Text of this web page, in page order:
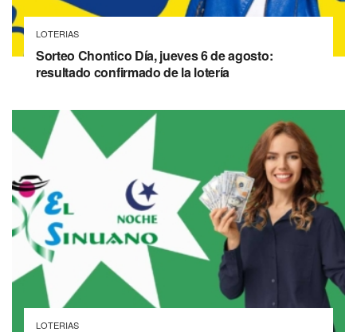
LOTERIAS
Sorteo Chontico Día, jueves 6 de agosto:
resultado confirmado de la lotería
LOTERIAS